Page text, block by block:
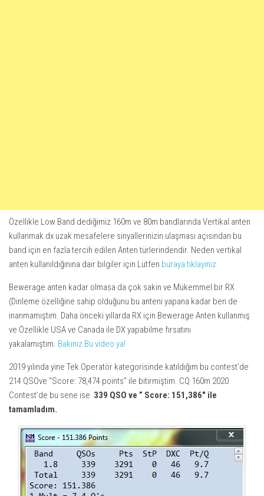
Özellikle Low Band dediğimiz 160m ve 80m bandlarında Vertikal anten
kullanmak dx uzak mesafelere sinyallerinizin ulaşması açısından bu
band için en fazla tercih edilen Anten türlerindendir. Neden vertikal
anten kullanıldığınına dair bilgiler için Lütfen buraya tıklayınız.
Bewerage anten kadar olmasa da çok sakin ve Mükemmel bir RX
(Dinleme özelliğine sahip olduğunu bu anteni yapana kadar ben de
inanmamıştım. Daha önceki yıllarda RX için Bewerage Anten kullanmış
ve Özellikle USA ve Canada ile DX yapabilme fırsatını
yakalamıştım. Bakınız Bu video ya!
2019 yılında yine Tek Operatör kategorisinde katıldığım bu contest’de
214 QSOve “Score: 78,474 points” ile bitirmiştim. CQ 160m 2020
Contest’de bu sene ise 339 QSO ve ” Score: 151,386″ ile
tamamladım.